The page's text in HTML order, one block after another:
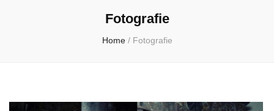
Fotografie
Home / Fotografie